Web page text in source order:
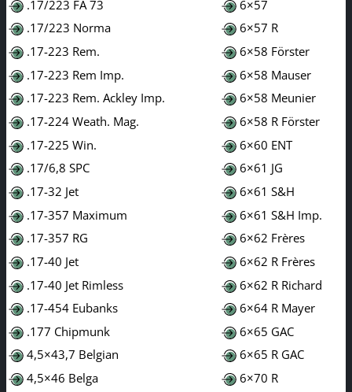
.17/223 FA 73
.17/223 Norma
.17-223 Rem.
.17-223 Rem Imp.
.17-223 Rem. Ackley Imp.
.17-224 Weath. Mag.
.17-225 Win.
.17/6,8 SPC
.17-32 Jet
.17-357 Maximum
.17-357 RG
.17-40 Jet
.17-40 Jet Rimless
.17-454 Eubanks
.177 Chipmunk
4,5×43,7 Belgian
4,5×46 Belga
6×57
6×57 R
6×58 Förster
6×58 Mauser
6×58 Meunier
6×58 R Förster
6×60 ENT
6×61 JG
6×61 S&H
6×61 S&H Imp.
6×62 Frères
6×62 R Frères
6×62 R Richard
6×64 R Mayer
6×65 GAC
6×65 R GAC
6×70 R